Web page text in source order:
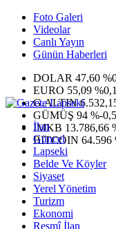
Foto Galeri
Videolar
Canlı Yayın
Günün Haberleri
DOLAR 47,60
EURO 55,09
G.ALTIN
GÜMÜŞ 94 %-
IMKB 13.786,66
BITCOIN 64.596
İlan
Güncel
Lapseki
Belde Ve Köyler
Siyaset
Yerel Yönetim
Turizm
Ekonomi
Resmî İlan